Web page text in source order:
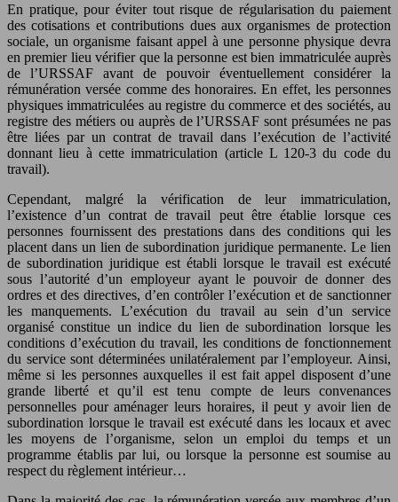
En pratique, pour éviter tout risque de régularisation du paiement
des cotisations et contributions dues aux organismes de protection
sociale, un organisme faisant appel à une personne physique devra
en premier lieu vérifier que la personne est bien immatriculée auprès
de l’URSSAF avant de pouvoir éventuellement considérer la
rémunération versée comme des honoraires. En effet, les personnes
physiques immatriculées au registre du commerce et des sociétés, au
registre des métiers ou auprès de l’URSSAF sont présumées ne pas
être liées par un contrat de travail dans l’exécution de l’activité
donnant lieu à cette immatriculation (article L 120-3 du code du
travail).
Cependant, malgré la vérification de leur immatriculation,
l’existence d’un contrat de travail peut être établie lorsque ces
personnes fournissent des prestations dans des conditions qui les
placent dans un lien de subordination juridique permanente. Le lien
de subordination juridique est établi lorsque le travail est exécuté
sous l’autorité d’un employeur ayant le pouvoir de donner des
ordres et des directives, d’en contrôler l’exécution et de sanctionner
les manquements. L’exécution du travail au sein d’un service
organisé constitue un indice du lien de subordination lorsque les
conditions d’exécution du travail, les conditions de fonctionnement
du service sont déterminées unilatéralement par l’employeur. Ainsi,
même si les personnes auxquelles il est fait appel disposent d’une
grande liberté et qu’il est tenu compte de leurs convenances
personnelles pour aménager leurs horaires, il peut y avoir lien de
subordination lorsque le travail est exécuté dans les locaux et avec
les moyens de l’organisme, selon un emploi du temps et un
programme établis par lui, ou lorsque la personne est soumise au
respect du règlement intérieur…